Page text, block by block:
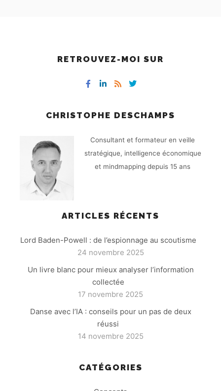
RETROUVEZ-MOI SUR
CHRISTOPHE DESCHAMPS
Consultant et formateur en veille
stratégique, intelligence économique
et mindmapping depuis 15 ans
ARTICLES RÉCENTS
Lord Baden-Powell : de l’espionnage au scoutisme
24 novembre 2025
Un livre blanc pour mieux analyser l’information
collectée
17 novembre 2025
Danse avec l’IA : conseils pour un pas de deux
réussi
14 novembre 2025
CATÉGORIES